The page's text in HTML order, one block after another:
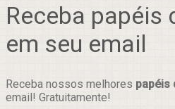
Receba papéis
em seu email
Receba nossos melhores papéis
email! Gratuitamente!